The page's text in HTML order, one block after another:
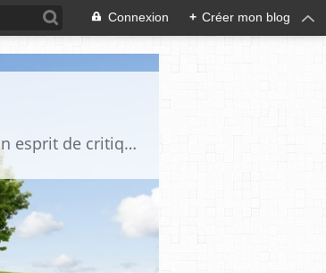
Connexion + Créer mon blog
Blog destiné à commenter l'actualité, politique, économique, culturelle, sportive, etc, dans un esprit de critique philosophique, d'esprit chrétien et français.La collaboration des lecteurs est souhaitée, de même que la courtoisie, et l'esprit de tolérance.